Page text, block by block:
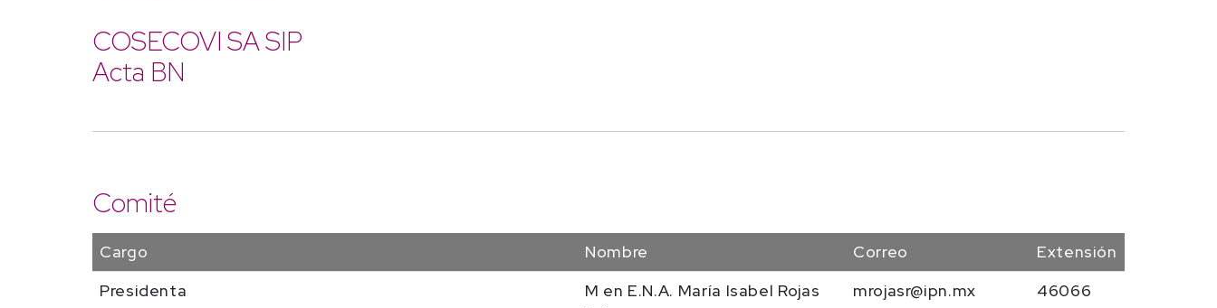
COSECOVI SA SIP
Acta BN
Comité
Cargo Nombre Correo
Extensión
Presidenta
M en E.N.A. María Isabel Rojas
mrojasr@ipn.mx 46066